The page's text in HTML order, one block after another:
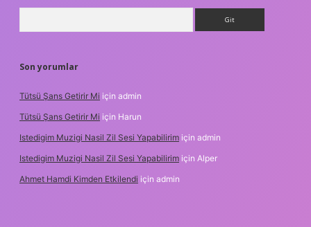
Son yorumlar
Tütsü Şans Getirir Mi için admin
Tütsü Şans Getirir Mi için Harun
Istedigim Muzigi Nasil Zil Sesi Yapabilirim için admin
Istedigim Muzigi Nasil Zil Sesi Yapabilirim için Alper
Ahmet Hamdi Kimden Etkilendi için admin